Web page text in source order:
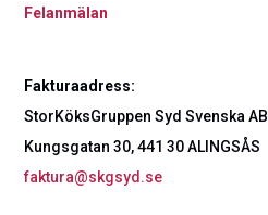
Felanmälan
Fakturaadress:
StorKöksGruppen Syd Svenska AB
Kungsgatan 30, 441 30 ALINGSÅS
faktura@skgsyd.se